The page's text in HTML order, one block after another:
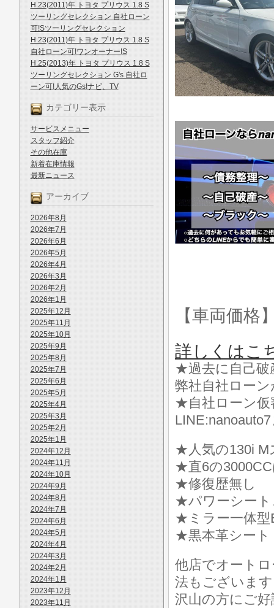
H.23(2011)年 トヨタ プリウス 1.8 S
ツーリングセレクション 自社ローン
可!Sツーリングセレクション
H.23(2011)年 トヨタ プリウス 1.8 S
自社ローン可!ワンオーナー!S
H.25(2013)年 トヨタ プリウス 1.8 S
ツーリングセレクション G's 自社ロ
ーン可!人気のGs!ナビ、TV
カテゴリー表示
サービスメニュー
スタッフ紹介
その他在庫
新着在庫情報
最新ニュース
アーカイブ
2026年8月
2026年7月
2026年6月
2026年5月
2026年4月
2026年3月
2026年2月
2026年1月
2025年12月
2025年11月
2025年10月
2025年9月
2025年8月
2025年7月
2025年6月
2025年5月
2025年4月
2025年3月
2025年2月
2025年1月
2024年12月
2024年11月
2024年10月
2024年9月
2024年8月
2024年7月
2024年6月
2024年5月
2024年4月
2024年3月
2024年2月
2024年1月
2023年12月
2023年11月
【車両価格
詳しくはこ
★過去に自己破
弊社自社ロー
★自社ローン仮
★人気の130i M
★直6の
★修復歴無し
★パワーシート
★ミラー一体型
★黒本革シート
他店でオート
法もございま
沢山の方にご